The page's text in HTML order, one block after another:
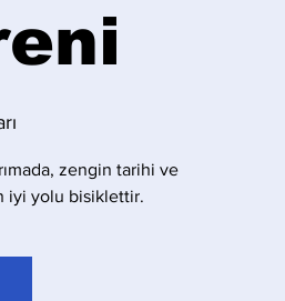
zengin tarihi ve
iyi yolu bisiklettir.